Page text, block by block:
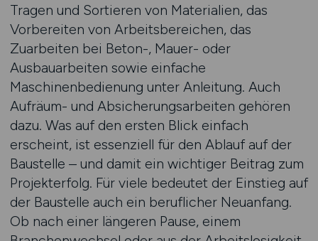
Tragen und Sortieren von Materialien, das
Vorbereiten von Arbeitsbereichen, das
Zuarbeiten bei Beton-, Mauer- oder
Ausbauarbeiten sowie einfache
Maschinenbedienung unter Anleitung. Auch
Aufräum- und Absicherungsarbeiten gehören
dazu. Was auf den ersten Blick einfach
erscheint, ist essenziell für den Ablauf auf der
Baustelle – und damit ein wichtiger Beitrag zum
Projekterfolg. Für viele bedeutet der Einstieg auf
der Baustelle auch ein beruflicher Neuanfang.
Ob nach einer längeren Pause, einem